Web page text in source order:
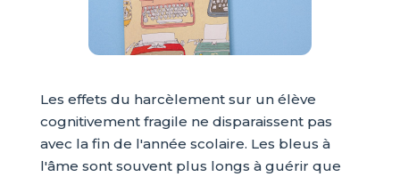
Les effets du harcèlement sur un élève
cognitivement fragile ne disparaissent pas
avec la fin de l'année scolaire. Les bleus à
l'âme sont souvent plus longs à guérir que